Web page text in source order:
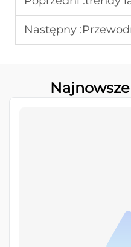
Następny :Przewodnik po